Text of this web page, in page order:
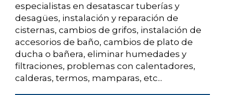
especialistas en desatascar tuberías y
desagües, instalación y reparación de
cisternas, cambios de grifos, instalación de
accesorios de baño, cambios de plato de
ducha o bañera, eliminar humedades y
filtraciones, problemas con calentadores,
calderas, termos, mamparas, etc...